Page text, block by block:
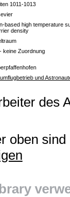
1011-1013
based high temperature
density
keine Zuordnung
und
des
oben